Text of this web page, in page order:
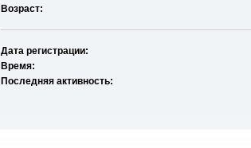
Возраст:
Дата регистрации:
Время:
Последняя активность: